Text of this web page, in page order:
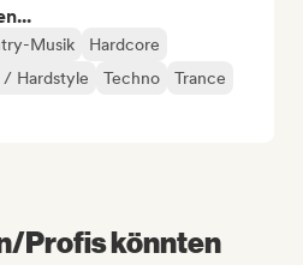
Musik
Hardcore
Hardstyle
Techno
Trance
Profis könnten